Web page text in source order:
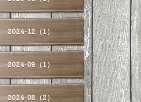
2024-12（1）
2024-09（1）
2024-08（2）